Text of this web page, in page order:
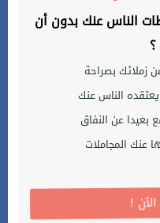
الناس عنك بدون أن
زملائك بصراحة
الناس عنك
بعيدا عن النفاق
عنك المجاملات